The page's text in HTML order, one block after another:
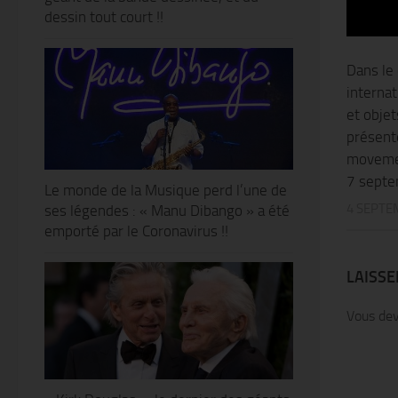
Dans
et
7
Vous
dessin tout court !!
Le monde de la Musique perd l’une de
ses légendes : « Manu Dibango » a été
emporté par le Coronavirus !!